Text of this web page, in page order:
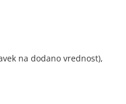
na dodano vrednost),